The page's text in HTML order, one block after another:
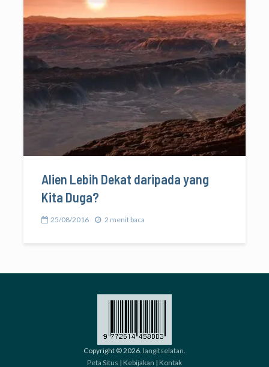
Alien Lebih Dekat daripada yang
Kita Duga?
25/08/2016 2 menit baca
Copyright © 2026. langitselatan
Peta Situs | Kebijakan | Kontak